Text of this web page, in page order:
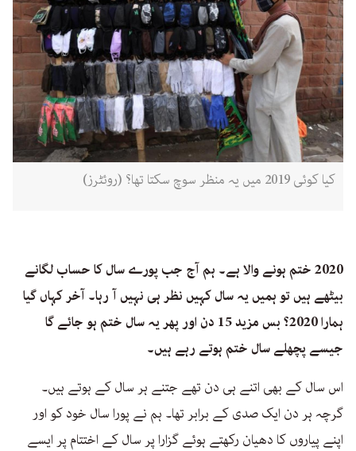
کیا کوئی 2019 میں یہ منظر سوچ سکتا تھا؟ (روئٹرز)
2020 ختم ہونے والا ہے۔ ہم آج جب پورے سال کا حساب لگانے
بیٹھے ہیں تو ہمیں یہ سال کہیں نظر ہی نہیں آ رہا۔ آخر کہاں گیا
ہمارا 2020؟ بس مزید 15 دن اور پھر یہ سال ختم ہو جائے گا
جیسے پچھلے سال ختم ہوتے رہے ہیں۔
اس سال کے بھی اتنے ہی دن تھے جتنے ہر سال کے ہوتے ہیں۔
گرچہ ہر دن ایک صدی کے برابر تھا۔ ہم نے پورا سال خود کو اور
اپنے پیاروں کا دھیان رکھتے ہوئے گزارا پر سال کے اختتام پر ایسے